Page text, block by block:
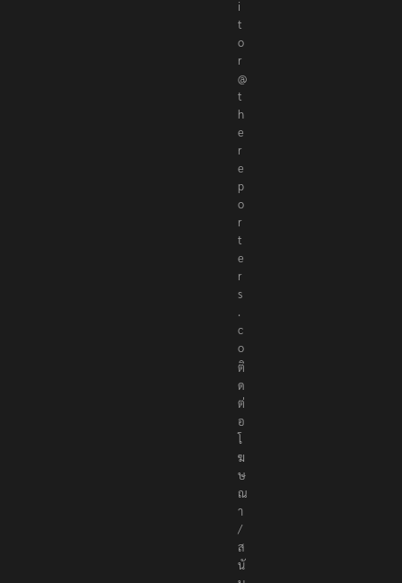
e
d
i
t
o
r
@
t
h
e
r
e
p
o
r
t
e
r
s
.
c
o
ติ
ด
ต่
อ
โ
ฆ
ษ
ณ
า
/